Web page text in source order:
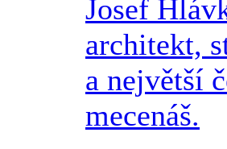
Josef
architekt,
a největší
mecenáš.